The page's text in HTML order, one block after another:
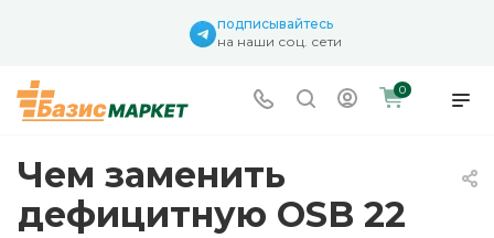
подписывайтесь
на наши соц. сети
0
Чем заменить
дефицитную OSB 22